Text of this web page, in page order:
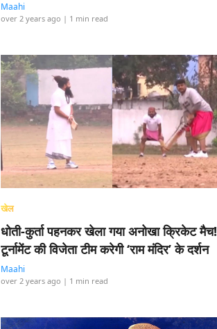
Maahi
over 2 years ago | 1 min read
खेल
धोती-कुर्ता पहनकर खेला गया अनोखा क्रिकेट मैच!
टूर्नामेंट की विजेता टीम करेगी ‘राम मंदिर’ के दर्शन
Maahi
over 2 years ago | 1 min read